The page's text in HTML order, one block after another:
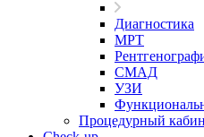
Диагностика
МРТ
СМАД
УЗИ
Процедурный